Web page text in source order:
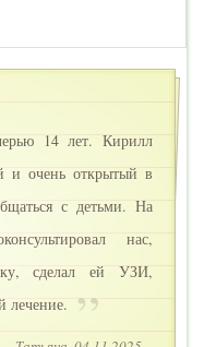
14 лет. Кирилл
и очень открытый в
с детьми. На
нас,
сделал ей УЗИ,
лечение.